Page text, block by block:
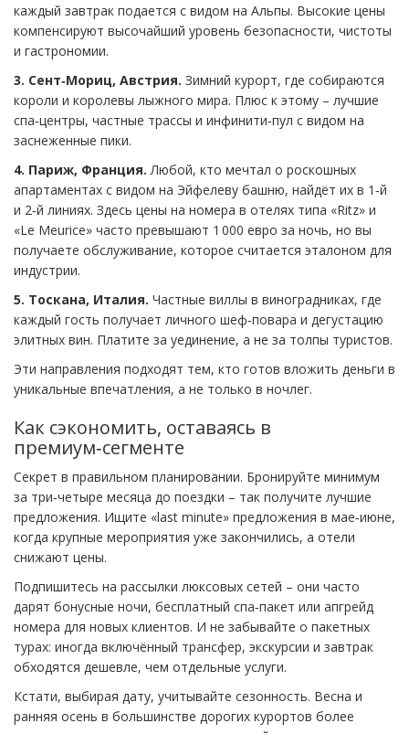
каждый завтрак подается с видом на Альпы. Высокие цены
компенсируют высочайший уровень безопасности, чистоты
и гастрономии.
3. Сент‑Мориц, Австрия. Зимний курорт, где собираются
короли и королевы лыжного мира. Плюс к этому – лучшие
спа‑центры, частные трассы и инфинити‑пул с видом на
заснеженные пики.
4. Париж, Франция. Любой, кто мечтал о роскошных
апартаментах с видом на Эйфелеву башню, найдёт их в 1‑й
и 2‑й линиях. Здесь цены на номера в отелях типа «Ritz» и
«Le Meurice» часто превышают 1 000 евро за ночь, но вы
получаете обслуживание, которое считается эталоном для
индустрии.
5. Тоскана, Италия. Частные виллы в виноградниках, где
каждый гость получает личного шеф‑повара и дегустацию
элитных вин. Платите за уединение, а не за толпы туристов.
Эти направления подходят тем, кто готов вложить деньги в
уникальные впечатления, а не только в ночлег.
Как сэкономить, оставаясь в
премиум‑сегменте
Секрет в правильном планировании. Бронируйте минимум
за три‑четыре месяца до поездки – так получите лучшие
предложения. Ищите «last minute» предложения в мае‑июне,
когда крупные мероприятия уже закончились, а отели
снижают цены.
Подпишитесь на рассылки люксовых сетей – они часто
дарят бонусные ночи, бесплатный спа‑пакет или апгрейд
номера для новых клиентов. И не забывайте о пакетных
турах: иногда включённый трансфер, экскурсии и завтрак
обходятся дешевле, чем отдельные услуги.
Кстати, выбирая дату, учитывайте сезонность. Весна и
ранняя осень в большинстве дорогих курортов более